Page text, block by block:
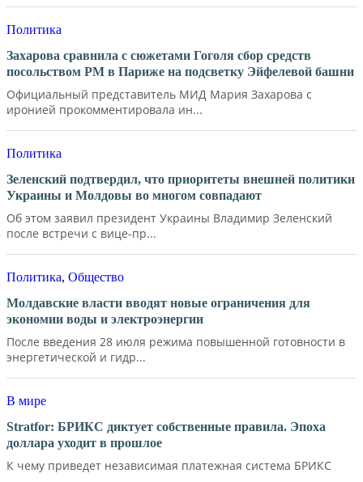
Политика
Захарова сравнила с сюжетами Гоголя сбор средств
посольством РМ в Париже на подсветку Эйфелевой башни
Официальный представитель МИД Мария Захарова с
иронией прокомментировала ин...
Политика
Зеленский подтвердил, что приоритеты внешней политики
Украины и Молдовы во многом совпадают
Об этом заявил президент Украины Владимир Зеленский
после встречи с вице-пр...
Политика, Общество
Молдавские власти вводят новые ограничения для
экономии воды и электроэнергии
После введения 28 июля режима повышенной готовности в
энергетической и гидр...
В мире
Stratfor: БРИКС диктует собственные правила. Эпоха
доллара уходит в прошлое
К чему приведет независимая платежная система БРИКС